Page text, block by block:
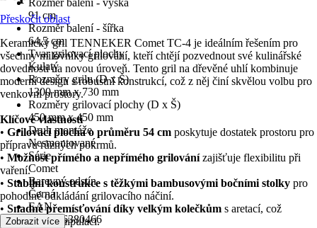
Rozměr balení - výška
91 cm
Rozměr balení - šířka
64,5 cm
Tvar grilovací plochy
Kulatý
Rozměry grilu (D x Š)
1300 mm x 730 mm
Rozměry grilovací plochy (D x Š)
450 mm x 450 mm
Druh montáže
Nesmontované
Série
Comet
Barevný odstín
Černá
EAN
4306516380466
Přeskočit oblast
Keramický gril TENNEKER Comet TC-4 je ideálním řešením pro
všechny milovníky grilování, kteří chtějí pozvednout své kulinářské
dovednosti na novou úroveň. Tento gril na dřevěné uhlí kombinuje
moderní design s robustní konstrukcí, což z něj činí skvělou volbu pro
venkovní prostory.
Klíčové vlastnosti
• Grilovací plocha o průměru 54 cm poskytuje dostatek prostoru pro
přípravu různých pokrmů.
• Možnost přímého a nepřímého grilovánízajišťuje flexibilitu při
vaření.
• Stabilní konstrukce s těžkými bambusovými bočními stolky pro
pohodlné odkládání grilovacího náčiní.
• Snadné přemísťování díky velkým kolečkům s aretací, což
usnadňuje manipulaci.
Zobrazit více